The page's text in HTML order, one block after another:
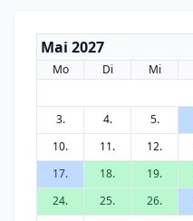
Mai 2027
Mo Di Mi
3.
4. 5.
10.
11. 12.
17.
18. 19.
24.
25. 26.